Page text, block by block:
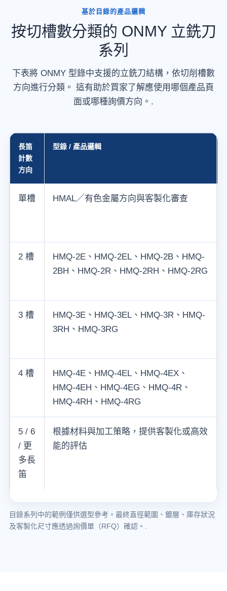
基於目錄的產品邏輯
按切槽數分類的 ONMY 立銑刀
系列
下表將 ONMY 型錄中支援的立銑刀結構，依切削槽數
方向進行分類。 這有助於買家了解應使用哪個產品頁
面或哪種詢價方向。.
長笛
計數
方向
型錄 / 產品邏輯
單槽 HMAL／有色金屬方向與客製化審查
2 槽
HMQ-2E、HMQ-2EL、HMQ-2B、HMQ-
2BH、HMQ-2R、HMQ-2RH、HMQ-2RG
3 槽
HMQ-3E、HMQ-3EL、HMQ-3R、HMQ-
3RH、HMQ-3RG
4 槽
HMQ-4E、HMQ-4EL、HMQ-4EX、
HMQ-4EH、HMQ-4EG、HMQ-4R、
HMQ-4RH、HMQ-4RG
5 / 6
/ 更
多長
笛
根據材料與加工策略，提供客製化或高效
能的評估
目錄系列中的範例僅供選型參考。最終直徑範圍、鍍層、庫存狀況
及客製化尺寸應透過詢價單（RFQ）確認。.